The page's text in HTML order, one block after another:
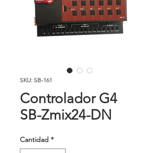
SKU: SB-161
Controlador G4
SB-Zmix24-DN
Cantidad *